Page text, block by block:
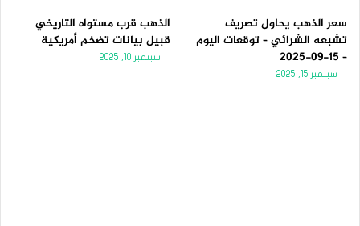
سعر الذهب يحاول تصريف
تشبعه الشرائي – توقعات اليوم
– 15-09-2025
سبتمبر 15, 2025
الذهب قرب مستواه التاريخي
قبيل بيانات تضخم أمريكية
سبتمبر 10, 2025